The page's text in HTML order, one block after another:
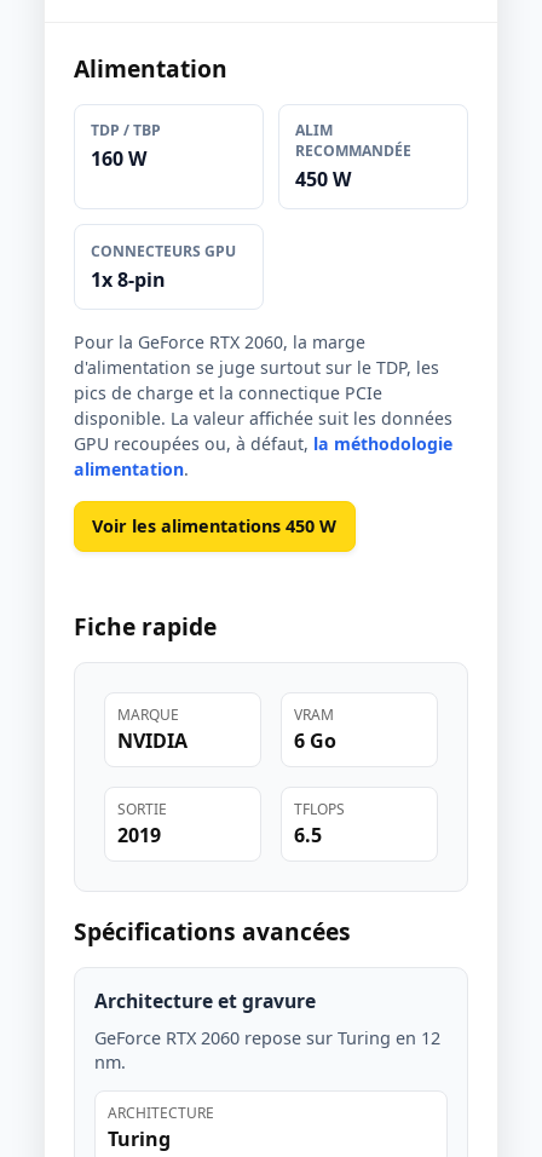
Alimentation
TDP / TBP
160 W
ALIM
RECOMMANDÉE
450 W
CONNECTEURS GPU
1x 8-pin
Pour la GeForce RTX 2060, la marge
d'alimentation se juge surtout sur le TDP, les
pics de charge et la connectique PCIe
disponible. La valeur affichée suit les données
GPU recoupées ou, à défaut, la méthodologie
alimentation.
Voir les alimentations 450 W
Fiche rapide
MARQUE
NVIDIA
VRAM
6 Go
SORTIE
2019
TFLOPS
6.5
Spécifications avancées
Architecture et gravure
GeForce RTX 2060 repose sur Turing en 12
nm.
ARCHITECTURE
Turing